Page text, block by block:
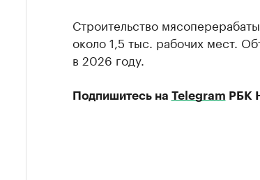
Строительство
около 1,5 тыс. рабочих мест.
в 2026 году.
Подпишитесь на Telegram РБК